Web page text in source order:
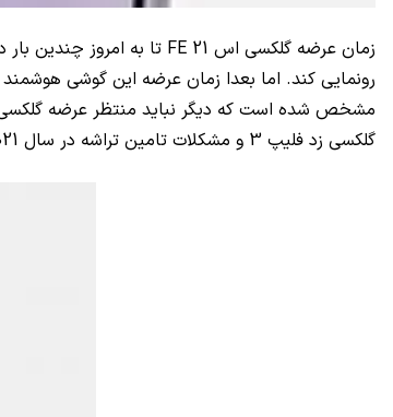
زمان عرضه گلکسی اس 21 FE تا به امروز چندین
رونمایی کند. اما بعدا زمان عرضه این گوشی
مشخص شده است که دیگر نباید منتظر عرضه گلکسی
گلکسی زد فلیپ 3 و مشکلات تامین تراشه در سال 2021 اتخاذ شده است.